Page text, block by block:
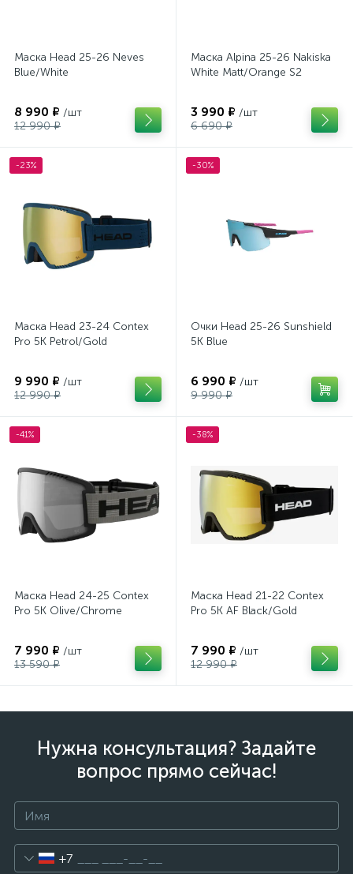
Маска Head 25-26 Neves
Blue/White
8 990 ₽ /шт
12 990 ₽
Маска Alpina 25-26 Nakiska
White Matt/Orange S2
3 990 ₽ /шт
6 690 ₽
-23%
Маска Head 23-24 Contex
Pro 5K Petrol/Gold
9 990 ₽ /шт
12 990 ₽
-30%
Очки Head 25-26 Sunshield
5K Blue
6 990 ₽ /шт
9 990 ₽
-41%
Маска Head 24-25 Contex
Pro 5K Olive/Chrome
7 990 ₽ /шт
13 590 ₽
-38%
Маска Head 21-22 Contex
Pro 5K AF Black/Gold
7 990 ₽ /шт
12 990 ₽
Нужна консультация? Задайте
вопрос прямо сейчас!
+7